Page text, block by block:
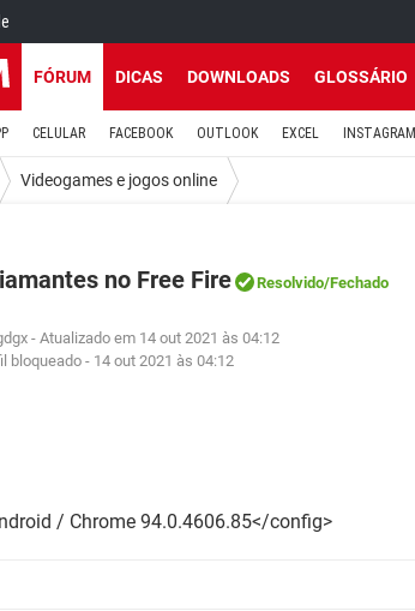
FÓRUM DICAS DOWNLOADS GLOSSÁRIO
CELULAR FACEBOOK OUTLOOK EXCEL INSTAGRAM
Videogames e jogos online
no Free Fire Resolvido/Fechado
- Atualizado em 14 out 2021 às 04:12
bloqueado - 14 out 2021 às 04:12
/ Chrome 94.0.4606.85</config>